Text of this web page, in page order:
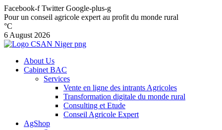
Facebook-f Twitter Google-plus-g
Pour un conseil agricole expert au profit du monde rural
°C
6 August 2026
About Us
Cabinet BAC
Services
Vente en ligne des intrants Agricoles
Transformation digitale du monde rural
Consulting et Etude
Conseil Agricole Expert
AgShop